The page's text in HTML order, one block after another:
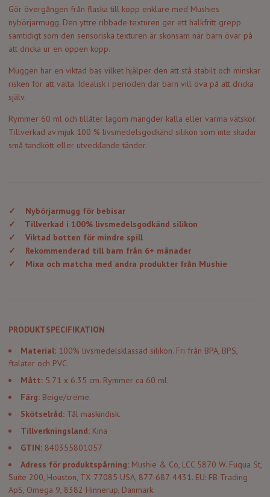
Gör övergången från flaska till kopp enklare med Mushies
nybörjarmugg. Den yttre ribbade texturen ger ett halkfritt grepp
samtidigt som den sensoriska texturen är skonsam när barn övar på
att dricka ur en öppen kopp.
Muggen har en viktad bas vilket hjälper den att stå stabilt och minskar
risken för att välta. Idealisk i perioden där barn vill öva på att dricka
själv.
Rymmer 60 ml och tillåter lagom mängder kalla eller varma vätskor.
Tillverkad av mjuk 100 % livsmedelsgodkänd silikon som inte skadar
små tandkött eller utvecklande tänder.
✓
Nybörjarmugg för bebisar
✓
Tillverkad i 100% livsmedelsgodkänd silikon
✓
Viktad botten för mindre spill
✓
Rekommenderad till barn från 6+ månader
✓
Mixa och matcha med andra produkter från Mushie
PRODUKTSPECIFIKATION
Material: 100% livsmedelsklassad silikon. Fri från BPA, BPS,
ftalater och PVC.
Mått: 5.71 x 6.35 cm. Rymmer ca 60 ml.
Färg: Beige/creme.
Skötselråd: Tål maskindisk.
Tillverkningsland: Kina
GTIN: 840355801057
Adress för produktspårning: Mushie & Co, LCC 5870 W. Fuqua St,
Suite 200, Houston, TX 77085 USA, 877-687-4431. EU: FB Trading
ApS, Omega 9, 8382 Hinnerup, Danmark.